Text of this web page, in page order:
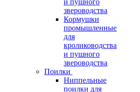
и пушного
звероводства
Кормушки
промышленные
для
кролиководства
и пушного
звероводства
Поилки
Ниппельные
поилки для